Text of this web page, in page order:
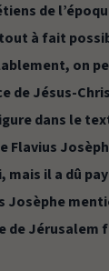
de
à fait
on
de Jésus-
dans le
il a dû